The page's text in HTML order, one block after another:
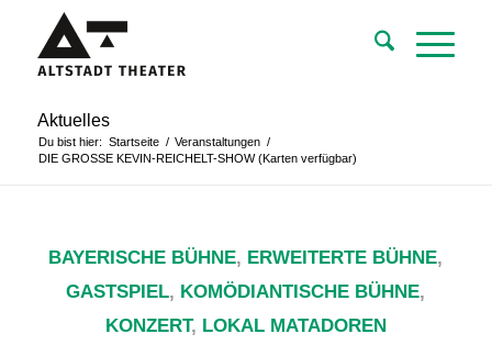
Aktuelles
Du bist hier: Startseite / Veranstaltungen /
DIE GROSSE KEVIN-REICHELT-SHOW (Karten verfügbar)
BAYERISCHE BÜHNE, ERWEITERTE BÜHNE,
GASTSPIEL, KOMÖDIANTISCHE BÜHNE,
KONZERT, LOKAL MATADOREN